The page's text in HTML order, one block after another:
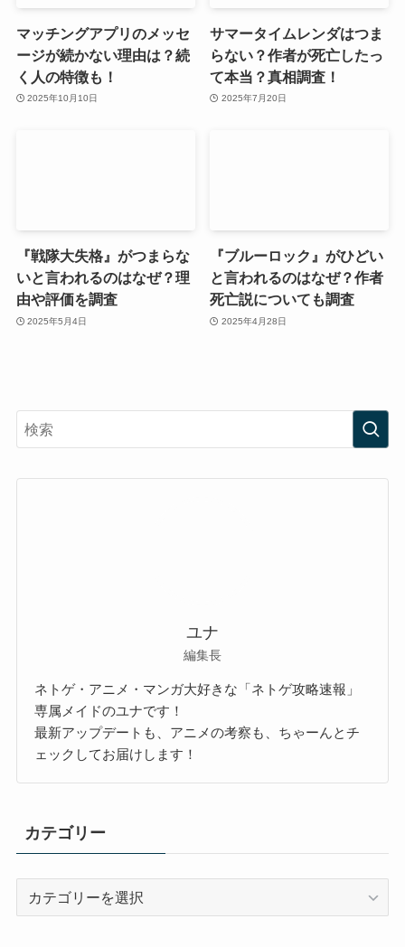
マッチングアプリのメッセ
ージが続かない理由は？続
く人の特徴も！
2025年10月10日
サマータイムレンダはつま
らない？作者が死亡したっ
て本当？真相調査！
2025年7月20日
『戦隊大失格』がつまらな
いと言われるのはなぜ？理
由や評価を調査
2025年5月4日
『ブルーロック』がひどい
と言われるのはなぜ？作者
死亡説についても調査
2025年4月28日
ユナ
編集長
ネトゲ・アニメ・マンガ大好きな「ネトゲ攻略速報」
専属メイドのユナです！
最新アップデートも、アニメの考察も、ちゃーんとチ
ェックしてお届けします！
カテゴリー